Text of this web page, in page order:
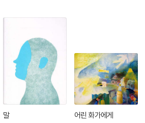
말 어린 화가에게